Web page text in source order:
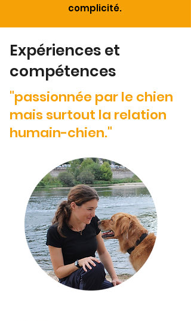
complicité.
Expériences et
compétences
"passionnée par le chien
mais surtout la relation
humain-chien."